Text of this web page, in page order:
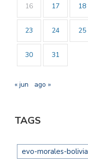
16 17 18
23 24 25
30 31
« jun ago »
TAGS
evo-morales-bolivia